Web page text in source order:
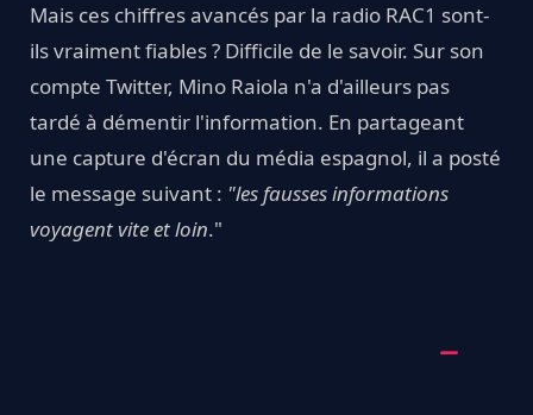
Mais ces chiffres avancés par la radio RAC1 sont-
ils vraiment fiables ? Difficile de le savoir. Sur son
compte Twitter, Mino Raiola n'a d'ailleurs pas
tardé à démentir l'information. En partageant
une capture d'écran du média espagnol, il a posté
le message suivant : "les fausses informations
voyagent vite et loin."